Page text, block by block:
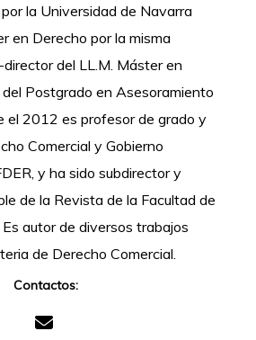
la Universidad de Navarra
en Derecho por la misma
del LL.M. Máster en
Postgrado en Asesoramiento
el 2012 es profesor de grado y
Comercial y Gobierno
y ha sido subdirector y
de la Revista de la Facultad de
autor de diversos trabajos
de Derecho Comercial.
Contactos: